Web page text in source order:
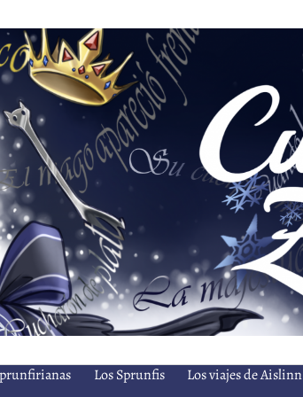
Los Sprunfis Los viajes de Aislinn